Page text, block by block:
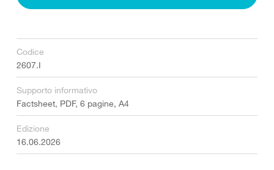
Codice
2607.I
Supporto informativo
Factsheet, PDF, 6 pagine, A4
Edizione
16.06.2026